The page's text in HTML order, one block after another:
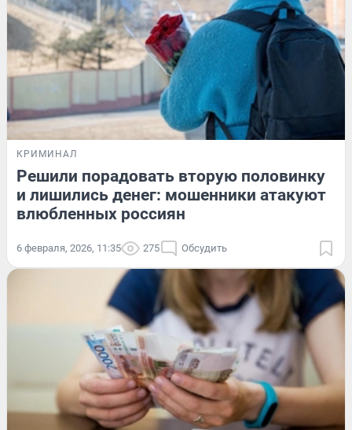
КРИМИНАЛ
Решили порадовать вторую половинку
и лишились денег: мошенники атакуют
влюбленных россиян
6 февраля, 2026, 11:35 275 Обсудить